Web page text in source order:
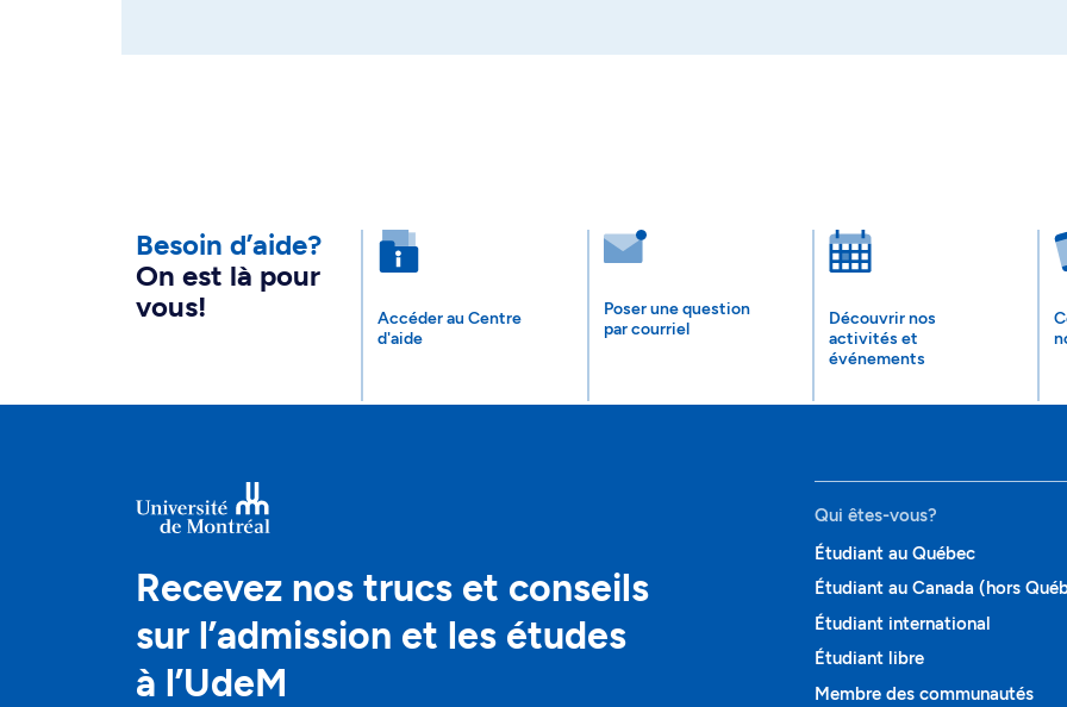
Besoin d’aide?
On est là pour
vous!
Accéder au Centre
d'aide
Poser une question
par courriel
Découvrir nos
activités et
événements
Recevez nos trucs et conseils
sur l’admission et les études
à l’UdeM
Qui êtes-vous?
Étudiant au Québec
Étudiant au Canada (hors
Étudiant international
Étudiant libre
Membre des communautés